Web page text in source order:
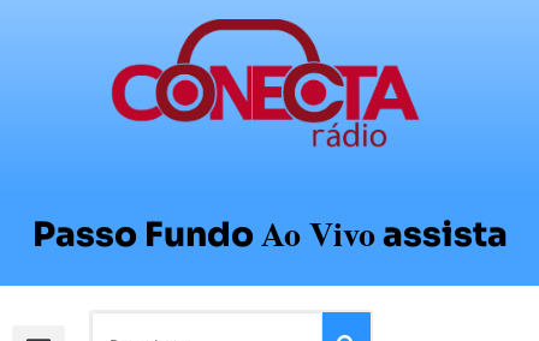
Passo FundoAo Vivoassista